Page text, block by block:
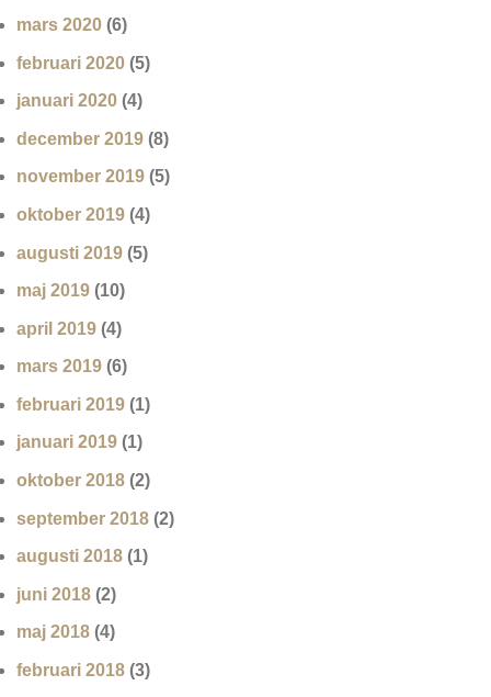
mars 2020 (6)
februari 2020 (5)
januari 2020 (4)
december 2019 (8)
november 2019 (5)
oktober 2019 (4)
augusti 2019 (5)
maj 2019 (10)
april 2019 (4)
mars 2019 (6)
februari 2019 (1)
januari 2019 (1)
oktober 2018 (2)
september 2018 (2)
augusti 2018 (1)
juni 2018 (2)
maj 2018 (4)
februari 2018 (3)